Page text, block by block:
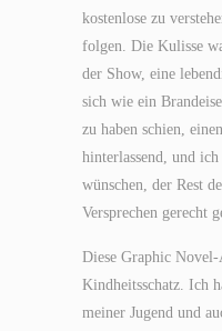
kostenlose zu
folgen. Die Kulisse
der Show, eine
sich wie ein
zu haben schien,
hinterlassend, und
wünschen, der Rest
Versprechen gerecht
Diese Graphic
Kindheitsschatz. Ich
meiner Jugend und